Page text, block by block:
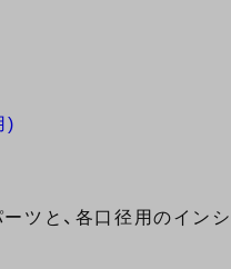
)
ツと、各口径用のイン